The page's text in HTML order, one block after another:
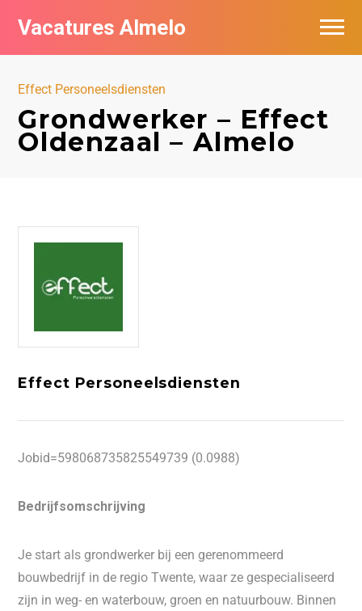
Vacatures Almelo
Effect Personeelsdiensten
Grondwerker – Effect
Oldenzaal – Almelo
Effect Personeelsdiensten
Jobid=598068735825549739 (0.0988)
Bedrijfsomschrijving
Je start als grondwerker bij een gerenommeerd
bouwbedrijf in de regio Twente, waar ze gespecialiseerd
zijn in weg- en waterbouw, groen en natuurbouw. Binnen
Vacatures per bedrijf
Nieuwsbrief feed